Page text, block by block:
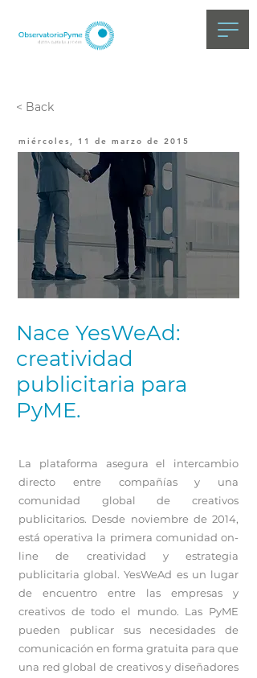
< Back
miércoles, 11 de marzo de 2015
Nace YesWeAd:
creatividad
publicitaria para
PyME.
La plataforma asegura el intercambio
directo entre compañías y una
comunidad global de creativos
publicitarios. Desde noviembre de 2014,
está operativa la primera comunidad on-
line de creatividad y estrategia
publicitaria global. YesWeAd es un lugar
de encuentro entre las empresas y
creativos de todo el mundo. Las PyME
pueden publicar sus necesidades de
comunicación en forma gratuita para que
una red global de creativos y diseñadores